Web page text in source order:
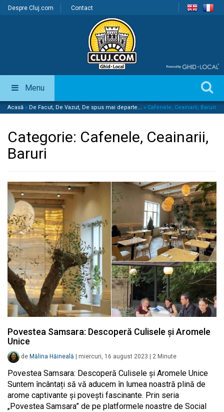
Despre Cluj.com Contact
Menu
Acasă » De Facut, De Vazut, De spus mai departe... » Cafenele, Ceainarii, Baruri
Categorie: Cafenele, Ceainarii,
Baruri
Povestea Samsara: Descoperă Culisele și Aromele
Unice
de Mălina Hăineală miercuri, 16 august 2023 2 Minute
Povestea Samsara: Descoperă Culisele și Aromele Unice
Suntem încântați să vă aducem în lumea noastră plină de
arome captivante și povești fascinante. Prin seria
„Povestea Samsara” de pe platformele noastre de Social